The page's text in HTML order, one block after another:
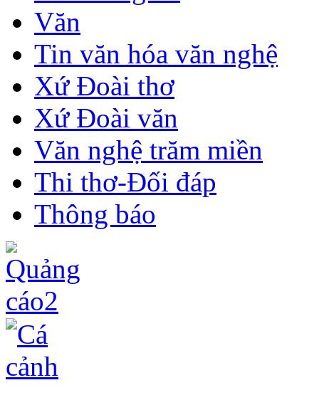
Văn
Tin văn hóa văn nghệ
Xứ Đoài thơ
Xứ Đoài văn
Văn nghệ trăm miền
Thi thơ-Đối đáp
Thông báo